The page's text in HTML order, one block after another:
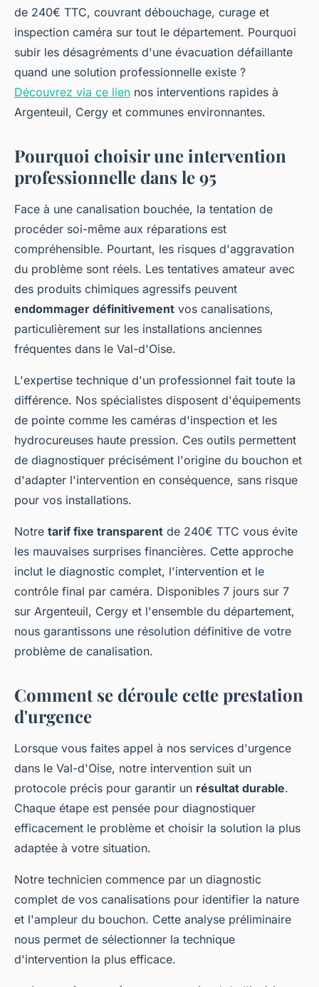
de 240€ TTC, couvrant débouchage, curage et
inspection caméra sur tout le département. Pourquoi
subir les désagréments d'une évacuation défaillante
quand une solution professionnelle existe ?
Découvrez via ce lien nos interventions rapides à
Argenteuil, Cergy et communes environnantes.
Pourquoi choisir une intervention
professionnelle dans le 95
Face à une canalisation bouchée, la tentation de
procéder soi-même aux réparations est
compréhensible. Pourtant, les risques d'aggravation
du problème sont réels. Les tentatives amateur avec
des produits chimiques agressifs peuvent
endommager définitivement vos canalisations,
particulièrement sur les installations anciennes
fréquentes dans le Val-d'Oise.
L'expertise technique d'un professionnel fait toute la
différence. Nos spécialistes disposent d'équipements
de pointe comme les caméras d'inspection et les
hydrocureuses haute pression. Ces outils permettent
de diagnostiquer précisément l'origine du bouchon et
d'adapter l'intervention en conséquence, sans risque
pour vos installations.
Notre tarif fixe transparent de 240€ TTC vous évite
les mauvaises surprises financières. Cette approche
inclut le diagnostic complet, l'intervention et le
contrôle final par caméra. Disponibles 7 jours sur 7
sur Argenteuil, Cergy et l'ensemble du département,
nous garantissons une résolution définitive de votre
problème de canalisation.
Comment se déroule cette prestation
d'urgence
Lorsque vous faites appel à nos services d'urgence
dans le Val-d'Oise, notre intervention suit un
protocole précis pour garantir un résultat durable.
Chaque étape est pensée pour diagnostiquer
efficacement le problème et choisir la solution la plus
adaptée à votre situation.
Notre technicien commence par un diagnostic
complet de vos canalisations pour identifier la nature
et l'ampleur du bouchon. Cette analyse préliminaire
nous permet de sélectionner la technique
d'intervention la plus efficace.